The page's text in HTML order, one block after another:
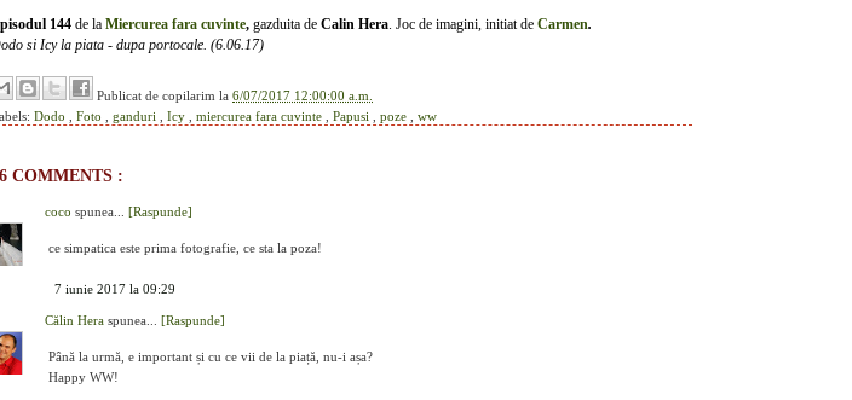
144 de la Miercurea fara cuvinte, gazduita de Calin Hera. Joc de imagini, initiat de Carmen.
si Icy la piata - dupa portocale. (6.06.17)
Publicat de copilarim la 6/07/2017 12:00:00 a.m.
Dodo Foto ganduri Icy miercurea fara cuvinte Papusi poze ww
COMMENTS :
coco spunea... [Raspunde]
ce simpatica este prima fotografie, ce sta la poza!
7 iunie 2017 la 09:29
Călin Hera spunea... [Raspunde]
Până la urmă, e important și cu ce vii de la piață, nu-i așa?
Happy WW!